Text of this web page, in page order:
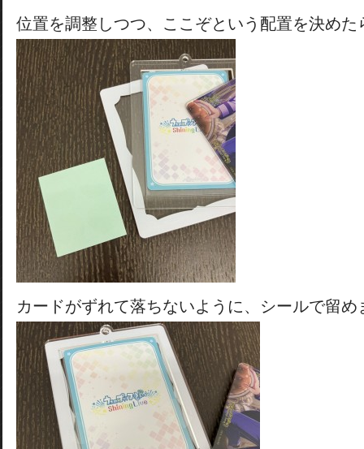
位置を調整しつつ、ここぞという配置を決め
カードがずれて落ちないように、シールで留め